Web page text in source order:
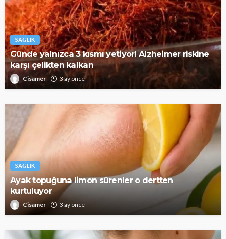
SAĞLIK
Günde yalnızca 3 kısmı yetiyor! Alzheimer riskine
karşı çelikten kalkan
Cisamer 3 ay önce
SAĞLIK
Ayak topuğuna limon sürenler o dertten
kurtuluyor
Cisamer 3 ay önce